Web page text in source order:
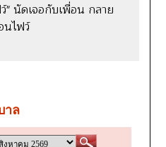
" นัดเจอกับเพื่อน กลาย
นไฟว์